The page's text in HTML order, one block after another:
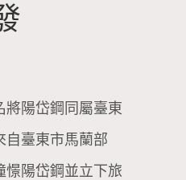
將陽岱鋼同屬臺東
自臺東市馬蘭部
憬陽岱鋼並立下旅